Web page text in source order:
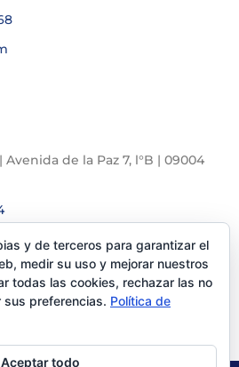
Avenida de la Paz 7, l°B | 09004
y de terceros para garantizar el
medir su uso y mejorar nuestros
todas las cookies, rechazar las no
sus preferencias. Política de
Aceptar todo